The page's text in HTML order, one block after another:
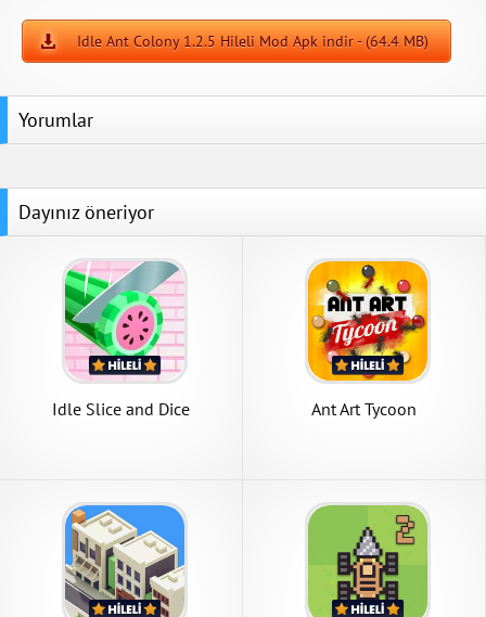
Idle Ant Colony 1.2.5 Hileli Mod Apk indir - (64.4 MB)
Yorumlar
Dayınız öneriyor
Idle Slice and Dice Ant Art Tycoon